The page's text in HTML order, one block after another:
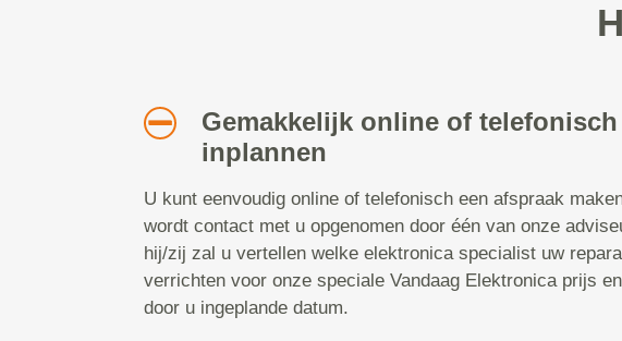
Gemakkelijk online of telefonisch
inplannen
U kunt eenvoudig online of telefonisch een afspraak
wordt contact met u opgenomen door één van onze
hij/zij zal u vertellen welke elektronica specialist uw
verrichten voor onze speciale Vandaag Elektronica prijs
door u ingeplande datum.